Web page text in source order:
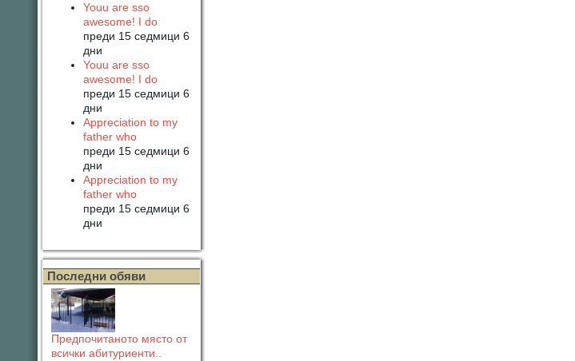
Youu are sso
awesome! I do
преди 15 седмици 6
дни
Youu are sso
awesome! I do
преди 15 седмици 6
дни
Appreciation to my
father who
преди 15 седмици 6
дни
Appreciation to my
father who
преди 15 седмици 6
дни
Последни обяви
Предпочитаното място от
всички абитуриенти..